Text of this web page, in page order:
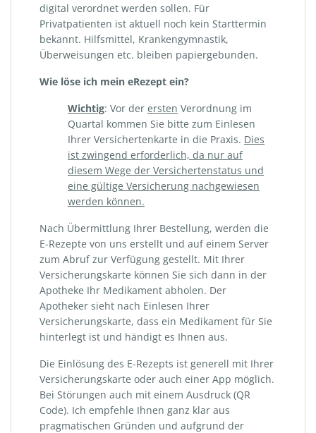
digital verordnet werden sollen. Für
Privatpatienten ist aktuell noch kein Starttermin
bekannt. Hilfsmittel, Krankengymnastik,
Überweisungen etc. bleiben papiergebunden.
Wie löse ich mein eRezept ein?
Wichtig: Vor der ersten Verordnung im
Quartal kommen Sie bitte zum Einlesen
Ihrer Versichertenkarte in die Praxis. Dies
ist zwingend erforderlich, da nur auf
diesem Wege der Versichertenstatus und
eine gültige Versicherung nachgewiesen
werden können.
Nach Übermittlung Ihrer Bestellung, werden die
E-Rezepte von uns erstellt und auf einem Server
zum Abruf zur Verfügung gestellt. Mit Ihrer
Versicherungskarte können Sie sich dann in der
Apotheke Ihr Medikament abholen. Der
Apotheker sieht nach Einlesen Ihrer
Versicherungskarte, dass ein Medikament für Sie
hinterlegt ist und händigt es Ihnen aus.
Die Einlösung des E-Rezepts ist generell mit Ihrer
Versicherungskarte oder auch einer App möglich.
Bei Störungen auch mit einem Ausdruck (QR
Code). Ich empfehle Ihnen ganz klar aus
pragmatischen Gründen und aufgrund der